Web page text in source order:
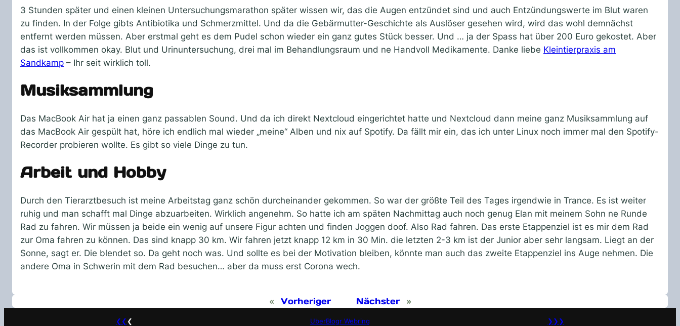
3 Stunden später und einen kleinen Untersuchungsmarathon später wissen wir, das die Augen entzündet sind und auch Entzündungswerte im Blut waren
zu finden. In der Folge gibts Antibiotika und Schmerzmittel. Und da die Gebärmutter-Geschichte als Auslöser gesehen wird, wird das wohl demnächst
entfernt werden müssen. Aber erstmal geht es dem Pudel schon wieder ein ganz gutes Stück besser. Und … ja der Spass hat über 200 Euro gekostet. Aber
das ist vollkommen okay. Blut und Urinuntersuchung, drei mal im Behandlungsraum und ne Handvoll Medikamente. Danke liebe Kleintierpraxis am
Sandkamp – Ihr seit wirklich toll.
Musiksammlung
Das MacBook Air hat ja einen ganz passablen Sound. Und da ich direkt Nextcloud eingerichtet hatte und Nextcloud dann meine ganz Musiksammlung auf
das MacBook Air gespült hat, höre ich endlich mal wieder „meine“ Alben und nix auf Spotify. Da fällt mir ein, das ich unter Linux noch immer mal den Spotify-
Recorder probieren wollte. Es gibt so viele Dinge zu tun.
Arbeit und Hobby
Durch den Tierarztbesuch ist meine Arbeitstag ganz schön durcheinander gekommen. So war der größte Teil des Tages irgendwie in Trance. Es ist weiter
ruhig und man schafft mal Dinge abzuarbeiten. Wirklich angenehm. So hatte ich am späten Nachmittag auch noch genug Elan mit meinem Sohn ne Runde
Rad zu fahren. Wir müssen ja beide ein wenig auf unsere Figur achten und finden Joggen doof. Also Rad fahren. Das erste Etappenziel ist es mir dem Rad
zur Oma fahren zu können. Das sind knapp 30 km. Wir fahren jetzt knapp 12 km in 30 Min. die letzten 2-3 km ist der Junior aber sehr langsam. Liegt an der
Sonne, sagt er. Die blendet so. Da geht noch was. Und sollte es bei der Motivation bleiben, könnte man auch das zweite Etappenziel ins Auge nehmen. Die
andere Oma in Schwerin mit dem Rad besuchen… aber da muss erst Corona wech.
« Vorheriger Nächster »
❮❮ ❮ UberBlogr Webring ❯❯❯